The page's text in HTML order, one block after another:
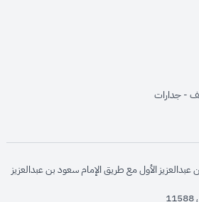
opens
opens
opens
opens in
opens in
- جداراتopens in new window
عبدالعزيز الأول مع طريق الإمام سعود بن عبدالعزيز